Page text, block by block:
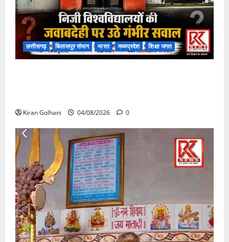
छत्तीसगढ़ बिलासपुर संभाग भारत मध्यप्रदेश शिक्षा जगत
Kiran Golhani 04/08/2026 0